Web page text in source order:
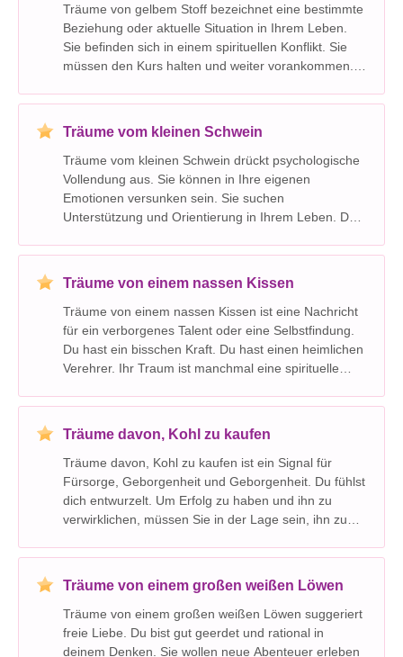
Träume von gelbem Stoff bezeichnet eine bestimmte
Beziehung oder aktuelle Situation in Ihrem Leben.
Sie befinden sich in einem spirituellen Konflikt. Sie
müssen den Kurs halten und weiter vorankommen.
Projekts oder einer Aufgabe. Sie brauchen eine
Träume vom kleinen Schwein
Träume vom kleinen Schwein drückt psychologische
Vollendung aus. Sie können in Ihre eigenen
Emotionen versunken sein. Sie suchen
Unterstützung und Orientierung in Ihrem Leben. Der
Sie sind von wertvollen Freunden umgeben. Kleines
Träume von einem nassen Kissen
Träume von einem nassen Kissen ist eine Nachricht
für ein verborgenes Talent oder eine Selbstfindung.
Du hast ein bisschen Kraft. Du hast einen heimlichen
Verehrer. Ihr Traum ist manchmal eine spirituelle
Aussehen und Ihrer Intelligenz wohl. Nasskisse
Träume davon, Kohl zu kaufen
Träume davon, Kohl zu kaufen ist ein Signal für
Fürsorge, Geborgenheit und Geborgenheit. Du fühlst
dich entwurzelt. Um Erfolg zu haben und ihn zu
verwirklichen, müssen Sie in der Lage sein, ihn zu
sind an einem guten Ort und nehmen an, was das
Träume von einem großen weißen Löwen
Träume von einem großen weißen Löwen suggeriert
freie Liebe. Du bist gut geerdet und rational in
deinem Denken. Sie wollen neue Abenteuer erleben